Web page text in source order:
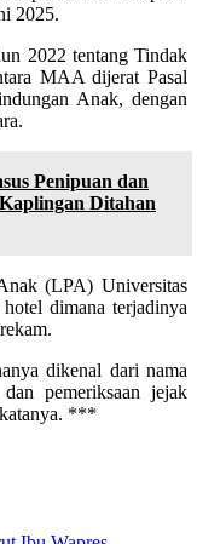
2025.
2022 tentang Tindak
MAA dijerat Pasal
Anak, dengan
Penipuan dan
Ditahan
(LPA) Universitas
dimana terjadinya
dikenal dari nama
pemeriksaan jejak
***